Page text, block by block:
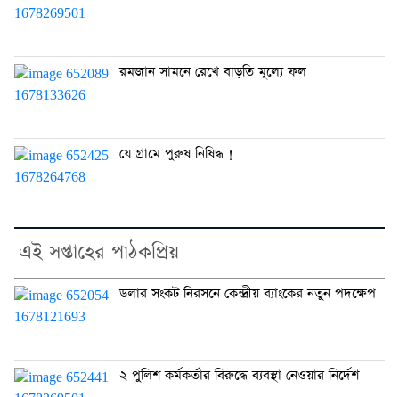
রমজান সামনে রেখে বাড়তি মূল্যে ফল
যে গ্রামে পুরুষ নিষিদ্ধ !
এই সপ্তাহের পাঠকপ্রিয়
ডলার সংকট নিরসনে কেন্দ্রীয় ব্যাংকের নতুন পদক্ষেপ
২ পুলিশ কর্মকর্তার বিরুদ্ধে ব্যবস্থা নেওয়ার নির্দেশ